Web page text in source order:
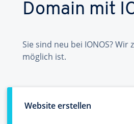
Domain mit
Sie sind neu bei IONOS? Wir
möglich ist.
Website erstellen